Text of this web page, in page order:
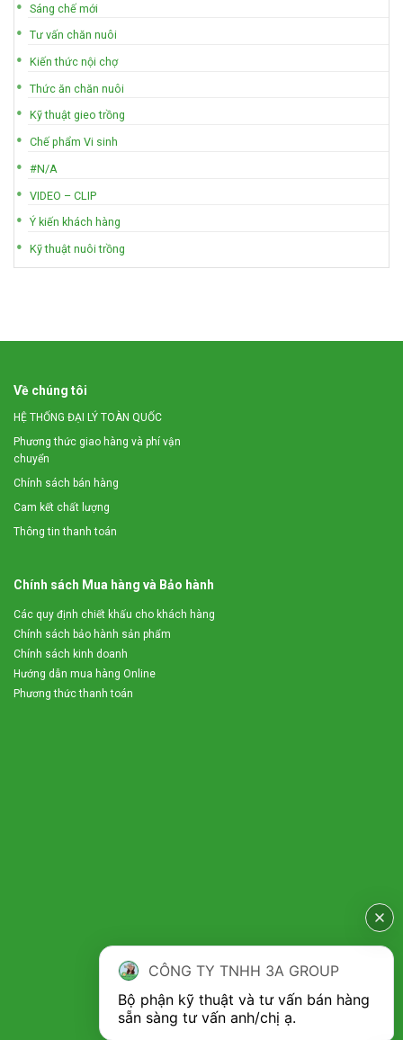
Sáng chế mới
Tư vấn chăn nuôi
Kiến thức nội chợ
Thức ăn chăn nuôi
Kỹ thuật gieo trồng
Chế phẩm Vi sinh
#N/A
VIDEO – CLIP
Ý kiến khách hàng
Kỹ thuật nuôi trồng
Về chúng tôi
HỆ THỐNG ĐẠI LÝ TOÀN QUỐC
Phương thức giao hàng và phí vận
chuyển
Chính sách bán hàng
Cam kết chất lượng
Thông tin thanh toán
Chính sách Mua hàng và Bảo hành
Các quy định chiết khấu cho khách hàng
Chính sách bảo hành sản phẩm
Chính sách kinh doanh
Hướng dẫn mua hàng Online
Phương thức thanh toán
CÔNG TY TNHH 3A GROUP
Bộ phận kỹ thuật và tư vấn bán hàng